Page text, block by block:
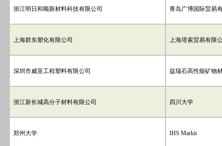
浙江明日和顺新材料科技有限公司 青岛广博国际贸易
上海群东塑化有限公司 上海塔索贸易有限
深圳市威亚工程塑料有限公司 益瑞石高性能矿物
浙江新长城高分子材料有限公司 四川大学
郑州大学 IHS Markit